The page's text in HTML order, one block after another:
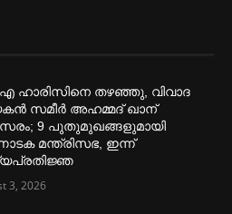
ഹാരിസിനെ തഴ‌‍ഞ്ഞു, വിവാദ
സമീര്‍ അഹമ്മദ് ഖാന്
9 പുതുമുഖങ്ങളുമായി
മന്ത്രിസഭ, ഇന്ന്
3, 2026